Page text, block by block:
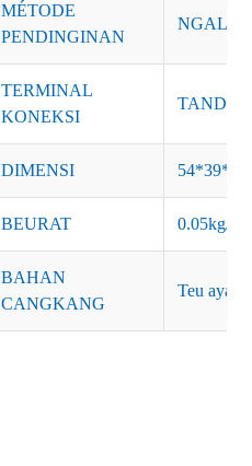
MÉTODE
PENDINGINAN
TERMINAL
KONEKSI
TANDA:
DIMENSI
BEURAT 0.05kg/pcs
BAHAN
CANGKANG
Teu aya